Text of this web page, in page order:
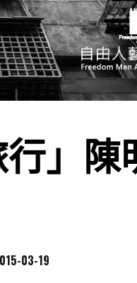
行」
03-19